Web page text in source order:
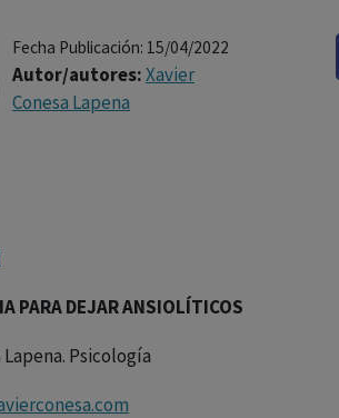
Fecha Publicación: 15/04/2022
Autor/autores:Xavier
Conesa Lapena
PARA DEJAR ANSIOLÍTICOS
Lapena. Psicología